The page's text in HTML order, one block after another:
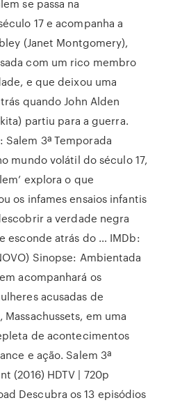
se passa na
17 e acompanha a
(Janet Montgomery),
com um rico membro
e que deixou uma
quando John Alden
partiu para a guerra.
Salem 3ª Temporada
mundo volátil do século 17,
explora o que
os infames ensaios infantis
a verdade negra
esconde atrás do … IMDb:
Sinopse: Ambientada
acompanhará os
acusadas de
em uma
de acontecimentos
e ação. Salem 3ª
(2016) HDTV | 720p
Descubra os 13 episódios